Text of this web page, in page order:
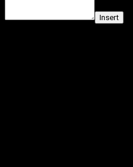
Insert